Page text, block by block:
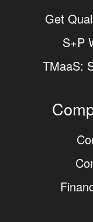
Get
S+P
TMaaS: